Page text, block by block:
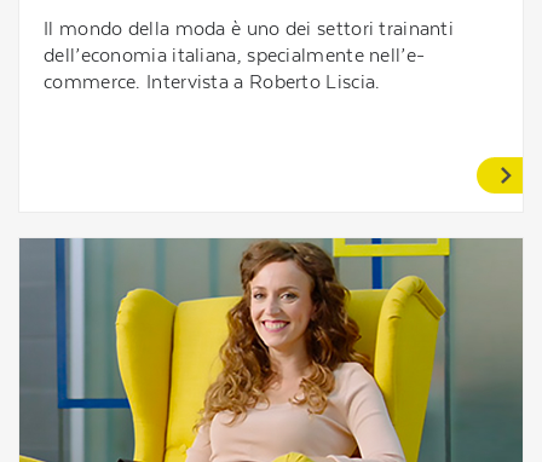
Il mondo della moda è uno dei settori trainanti
dell’economia italiana, specialmente nell’e-
commerce. Intervista a Roberto Liscia.